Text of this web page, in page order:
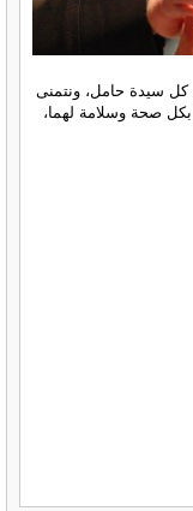
كل سيدة حامل، ونتمنى
صحة وسلامة لهما،